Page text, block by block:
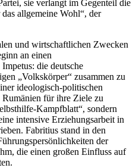
sie verlangt im Gegenteil die
allgemeine Wohl“, der
und wirtschaftlichen Zwecken
an einen
Impetus: die deutsche
„Volkskörper“ zusammen zu
ideologisch-politischen
für ihre Ziele zu
Kampfblatt“, sondern
intensive Erziehungsarbeit in
Fabritius stand in den
der
die einen großen Einfluss auf